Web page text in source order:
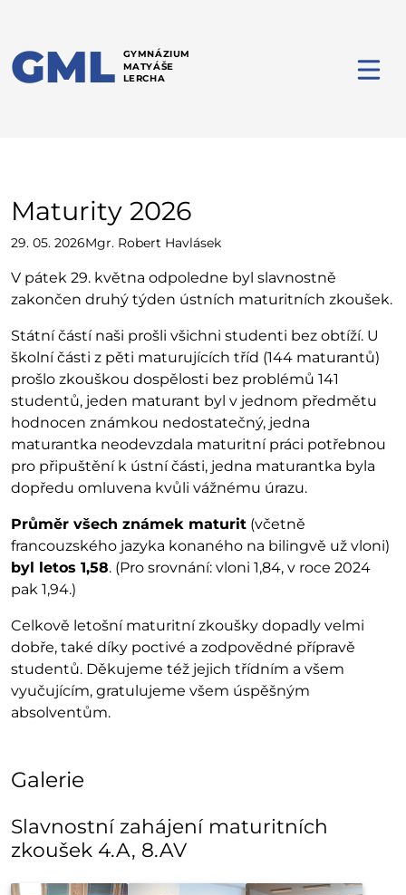
GML GYMNÁZIUM
MATYÁŠE
LERCHA
Maturity 2026
29. 05. 2026Mgr. Robert Havlásek
V pátek 29. května odpoledne byl slavnostně
zakončen druhý týden ústních maturitních zkoušek.
Státní částí naši prošli všichni studenti bez obtíží. U
školní části z pěti maturujících tříd (144 maturantů)
prošlo zkouškou dospělosti bez problémů 141
studentů, jeden maturant byl v jednom předmětu
hodnocen známkou nedostatečný, jedna
maturantka neodevzdala maturitní práci potřebnou
pro připuštění k ústní části, jedna maturantka byla
dopředu omluvena kvůli vážnému úrazu.
Průměr všech známek maturit (včetně
francouzského jazyka konaného na bilingvě už vloni)
byl letos 1,58. (Pro srovnání: vloni 1,84, v roce 2024
pak 1,94.)
Celkově letošní maturitní zkoušky dopadly velmi
dobře, také díky poctivé a zodpovědné přípravě
studentů. Děkujeme též jejich třídním a všem
vyučujícím, gratulujeme všem úspěšným
absolventům.
Galerie
Slavnostní zahájení maturitních
zkoušek 4.A, 8.AV